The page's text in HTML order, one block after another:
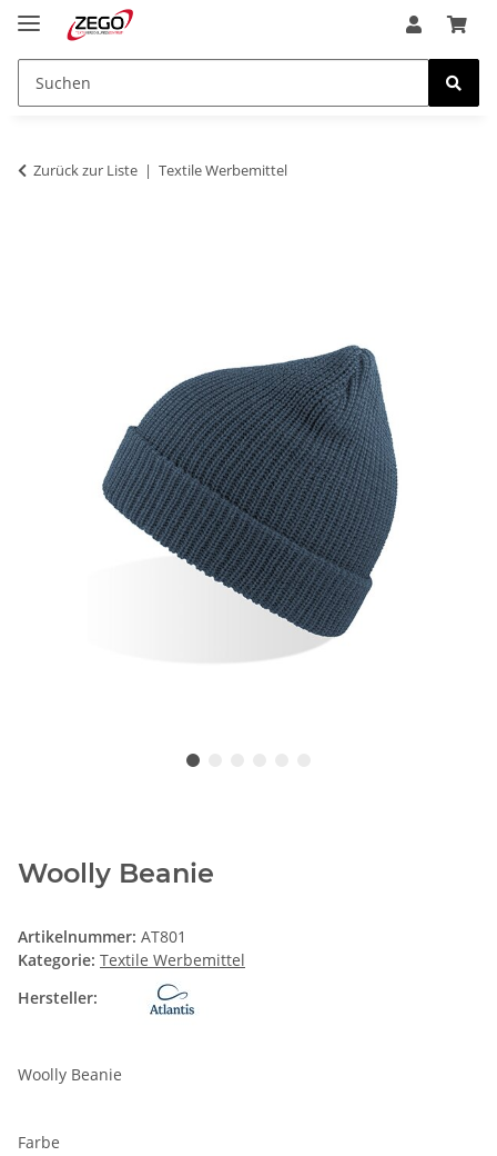
Zurück zur Liste Textile Werbemittel
Woolly Beanie
Artikelnummer: AT801
Kategorie: Textile Werbemittel
Hersteller:
Woolly Beanie
Farbe